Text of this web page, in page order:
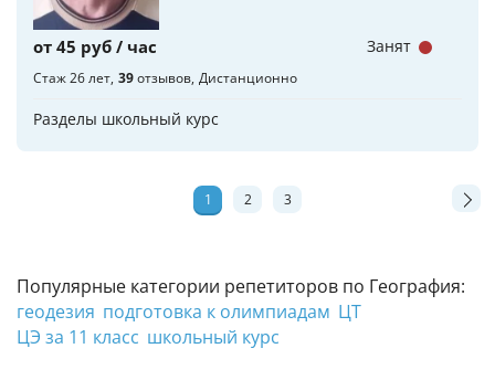
Популярные категории репетиторов по География:
геодезия подготовка к олимпиадам ЦТ
ЦЭ за 11 класс школьный курс
от 45 руб / час
Стаж 26 лет 39отзывов Дистанционно
Разделы школьный курс
Занят
1 2 3